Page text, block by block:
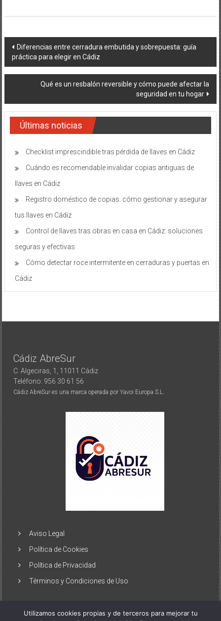
Navegación
de
entradas
Diferencias entre cerradura embutida y sobrepuesta: guía
práctica para elegir en Cádiz
Qué es un resbalón reversible y cómo puede afectar la
seguridad en tu hogar
Últimas noticias
Checklist imprescindible tras pérdida de llaves en Cádiz
Cuándo es recomendable invalidar copias antiguas de
llaves en Cádiz
Registro doméstico de copias: cómo gestionar y asegurar
tus llaves en Cádiz
Control de llaves tras obras en casa en Cádiz: soluciones
seguras y efectivas
Cómo detectar roce intermitente en cerraduras y puertas en
Cádiz
Cádiz AbreSur
C. Algeciras, 1, 11011 Cádiz
Teléfono: 956 30 61 56
Cádiz AbreSur es una marca operada por Yavoi Europa S.L.
Aviso Legal
Política de Cookies
Política de Privacidad
Términos y Condiciones de Uso
Utilizamos cookies propias y de terceros para mejorar tu